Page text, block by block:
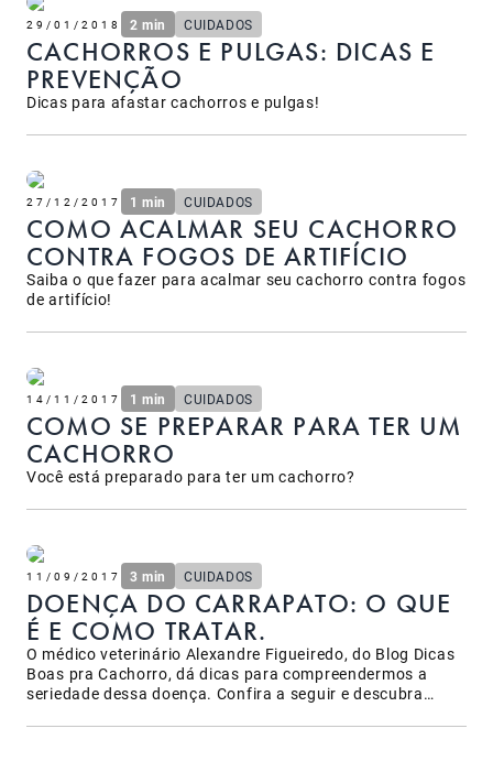
29/01/2018 2 min CUIDADOS
CACHORROS E PULGAS: DICAS E
PREVENÇÃO
Dicas para afastar cachorros e pulgas!
27/12/2017 1 min CUIDADOS
COMO ACALMAR SEU CACHORRO
CONTRA FOGOS DE ARTIFÍCIO
Saiba o que fazer para acalmar seu cachorro contra fogos
de artifício!
14/11/2017 1 min CUIDADOS
COMO SE PREPARAR PARA TER UM
CACHORRO
Você está preparado para ter um cachorro?
11/09/2017 3 min CUIDADOS
DOENÇA DO CARRAPATO: O QUE
É E COMO TRATAR.
O médico veterinário Alexandre Figueiredo, do Blog Dicas
Boas pra Cachorro, dá dicas para compreendermos a
seriedade dessa doença. Confira a seguir e descubra
&nbsp; A&nbsp;Erliquiose (Erhlichia canis) e a Babesiose